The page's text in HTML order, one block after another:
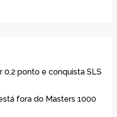
0,2 ponto e conquista SLS
fora do Masters 1000